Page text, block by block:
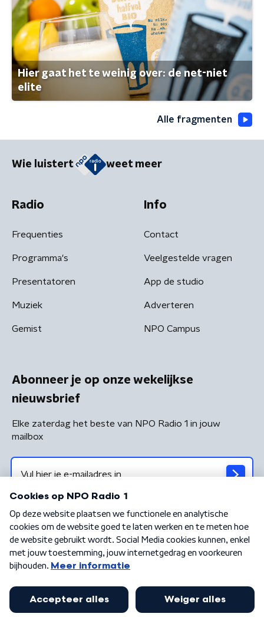
Hier gaat het te weinig over: de net-niet
elite
Alle fragmenten
Wie luistert weet meer
Radio
Frequenties
Programma's
Presentatoren
Muziek
Gemist
Info
Contact
Veelgestelde vragen
App de studio
Adverteren
NPO Campus
Abonneer je op onze wekelijkse
nieuwsbrief
Elke zaterdag het beste van NPO Radio 1 in jouw
mailbox
Algemene voorwaarden Privacybeleid